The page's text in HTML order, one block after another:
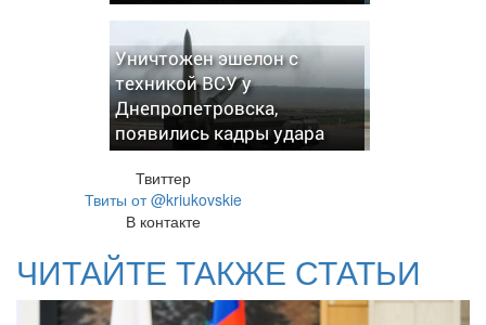
Уничтожен эшелон с
техникой ВСУ у
Днепропетровска,
появились кадры удара
Твиттер
Твиты от @kriukovskie
В контакте
ЧИТАЙТЕ ТАКЖЕ СТАТЬИ